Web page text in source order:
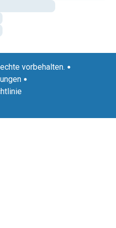
vorbehalten.